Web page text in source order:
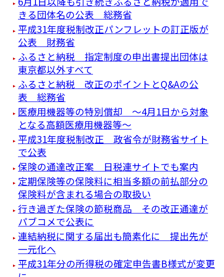
きる団体名の公表 総務省
平成31年度税制改正パンフレットの訂正版が
公表 財務省
ふるさと納税 指定制度の申出書提出団体は
東京都以外すべて
ふるさと納税 改正のポイントとQ&Aの公
表 総務省
医療用機器等の特別償却 ～4月1日から対象
となる高額医療用機器等～
平成31年度税制改正 政省令が財務省サイト
で公表
保険の通達改正案 日税連サイトでも案内
定期保険等の保険料に相当多額の前払部分の
保険料が含まれる場合の取扱い
行き過ぎた保険の節税商品 その改正通達が
パブコメで公表に
連結納税に関する届出も簡素化に 提出先が
一元化へ
平成31年分の所得税の確定申告書B様式が変更